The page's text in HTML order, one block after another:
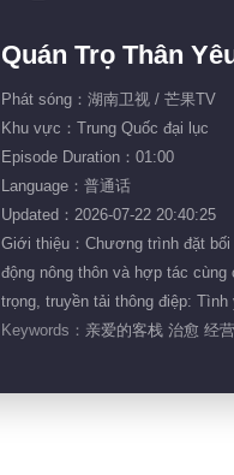
Quán Trọ Thân
Phát sóng：湖南卫视 / 芒果TV
Khu vực：Trung Quốc đại lục
Episode Duration：01:00
Language：普通话
Updated：2026-07-22 20:40:25
Giới thiệu：Chương trình đặt
động nông thôn và hợp tác
trọng, truyền tải thông điệp:
Keywords： 亲爱的客栈 治愈 经